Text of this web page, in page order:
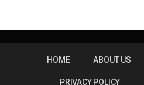
HOME ABOUT US
PRIVACY POLICY